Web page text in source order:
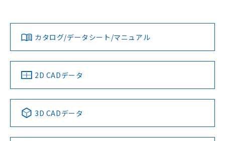
ダウンロードデータをご利用いただく前に、以下を必ずお読
みください。
ソフトウェアの使用条件
対応済み
中国 RoHS 注意事項・凡例
Pb Hg Cd Cr(VI)
LR型式承認
（イギリス
船舶規格）
DNV型式承認
（ノルウェー
BV型式承認
（フランス
KR型式
（韓国
No No No No
この製品の規格認証/適合状況ページへ
その他の認証はこちらのページからご検索ください
カタログ/データシート/マニュアル
2D CADデータ
3D CADデータ